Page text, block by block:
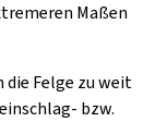
Maßen
Felge zu weit
bzw.